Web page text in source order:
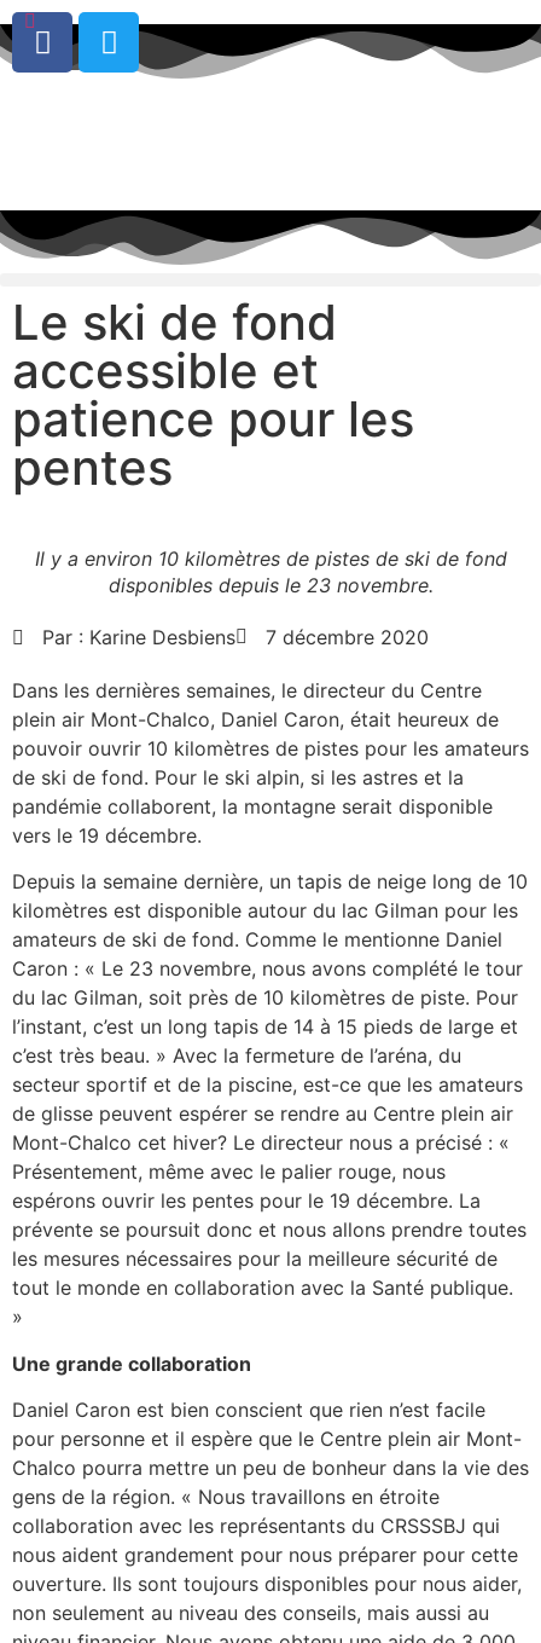
0
Le ski de fond
accessible et
patience pour les
pentes
Il y a environ 10 kilomètres de pistes de ski de fond
disponibles depuis le 23 novembre.
Par : Karine Desbiens 7 décembre 2020
Dans les dernières semaines, le directeur du Centre
plein air Mont-Chalco, Daniel Caron, était heureux de
pouvoir ouvrir 10 kilomètres de pistes pour les amateurs
de ski de fond. Pour le ski alpin, si les astres et la
pandémie collaborent, la montagne serait disponible
vers le 19 décembre.
Depuis la semaine dernière, un tapis de neige long de 10
kilomètres est disponible autour du lac Gilman pour les
amateurs de ski de fond. Comme le mentionne Daniel
Caron : « Le 23 novembre, nous avons complété le tour
du lac Gilman, soit près de 10 kilomètres de piste. Pour
l’instant, c’est un long tapis de 14 à 15 pieds de large et
c’est très beau. » Avec la fermeture de l’aréna, du
secteur sportif et de la piscine, est-ce que les amateurs
de glisse peuvent espérer se rendre au Centre plein air
Mont-Chalco cet hiver? Le directeur nous a précisé : «
Présentement, même avec le palier rouge, nous
espérons ouvrir les pentes pour le 19 décembre. La
prévente se poursuit donc et nous allons prendre toutes
les mesures nécessaires pour la meilleure sécurité de
tout le monde en collaboration avec la Santé publique.
»
Une grande collaboration
Daniel Caron est bien conscient que rien n’est facile
pour personne et il espère que le Centre plein air Mont-
Chalco pourra mettre un peu de bonheur dans la vie des
gens de la région. « Nous travaillons en étroite
collaboration avec les représentants du CRSSSBJ qui
nous aident grandement pour nous préparer pour cette
ouverture. Ils sont toujours disponibles pour nous aider,
non seulement au niveau des conseils, mais aussi au